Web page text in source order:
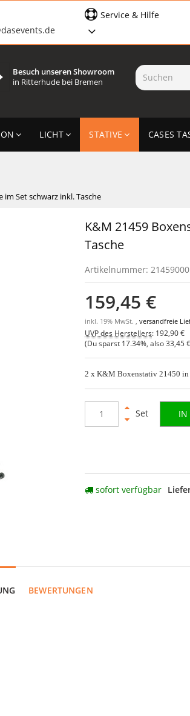
Service & Hilfe
Besuch unseren Showroom
in Ritterhude bei Bremen
LICHT STATIVE CASES
im Set schwarz inkl. Tasche
K&M 21459
Tasche
Artikelnummer:
159,45 €
inkl. 19% MwSt. ,versandfreie
UVP des Herstellers: 192,90 €
(Du sparst 17.34% , also33,45
2 x K&M Boxenstativ 21450 in
Set IN
sofort verfügbar
BEWERTUNGEN